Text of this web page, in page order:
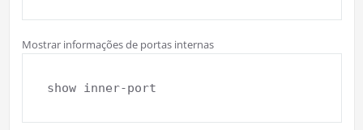
Mostrar informações de portas internas
show inner-port